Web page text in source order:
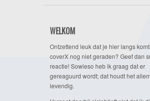
WELKOM
Ontzettend leuk dat je hier langs
coverX nog niet geraden? Geef dan
reactie! Sowieso heb ik graag dat er
gereaguurd wordt; dat houdt het
levendig.